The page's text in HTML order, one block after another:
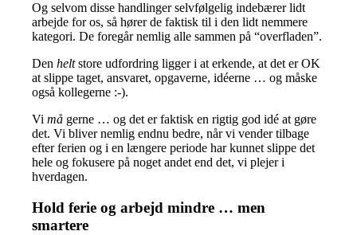
Og selvom disse handlinger selvfølgelig indebærer lidt
arbejde for os, så hører de faktisk til i den lidt nemmere
kategori. De foregår nemlig alle sammen på “overfladen”.
Denheltstore udfordring ligger i at erkende, at det er OK
at slippe taget, ansvaret, opgaverne, idéerne … og måske
også kollegerne :-).
Vimå gerne … og det er faktisk en rigtig god idé at gøre
det. Vi bliver nemlig endnu bedre, når vi vender tilbage
efter ferien og i en længere periode har kunnet slippe det
hele og fokusere på noget andet end det, vi plejer i
hverdagen.
Hold ferie og arbejd mindre … men
smartere